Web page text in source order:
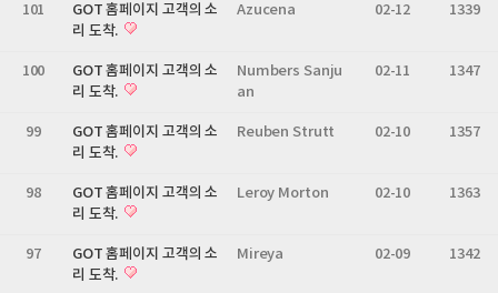
101
GOT 홈페이지 고객의 소
리 도착.
Azucena 02-12 1339
100
GOT 홈페이지 고객의 소
리 도착.
Numbers Sanju
an
02-11 1347
99
GOT 홈페이지 고객의 소
리 도착.
Reuben Strutt 02-10 1357
98
GOT 홈페이지 고객의 소
리 도착.
Leroy Morton 02-10 1363
97
GOT 홈페이지 고객의 소
리 도착.
Mireya 02-09 1342